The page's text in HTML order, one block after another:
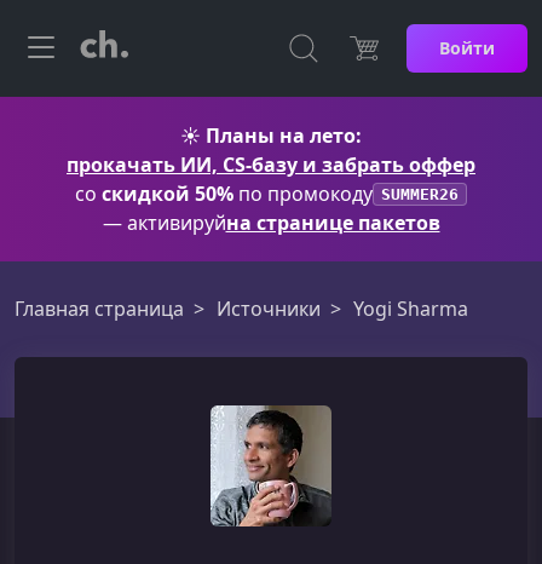
Войти
☀️ Планы на лето:
прокачать ИИ, CS-базу и забрать оффер
со скидкой 50% по промокоду SUMMER26
— активируйна странице пакетов
Главная страница Источники Yogi Sharma